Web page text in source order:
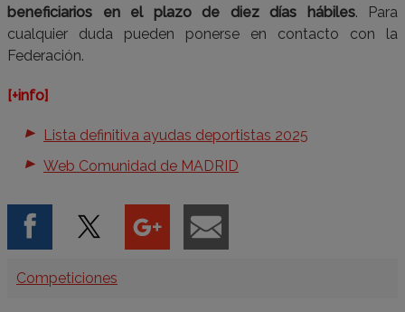
beneficiarios en el plazo de diez días hábiles. Para
cualquier duda pueden ponerse en contacto con la
Federación.
[+info]
Lista definitiva ayudas deportistas 2025
Web Comunidad de MADRID
Categorías
Competiciones